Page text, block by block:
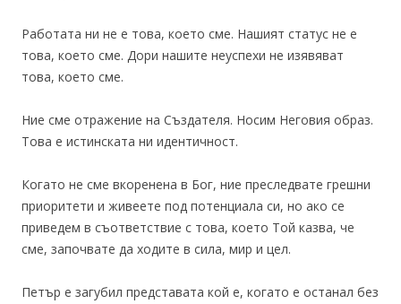
Работата ни не е това, което сме. Нашият статус не е
това, което сме. Дори нашите неуспехи не изявяват
това, което сме.
Ние сме отражение на Създателя. Носим Неговия образ.
Това е истинската ни идентичност.
Когато не сме вкоренена в Бог, ние преследвате грешни
приоритети и живеете под потенциала си, но ако се
приведем в съответствие с това, което Той казва, че
сме, започвате да ходите в сила, мир и цел.
Петър е загубил представата кой е, когато е останал без